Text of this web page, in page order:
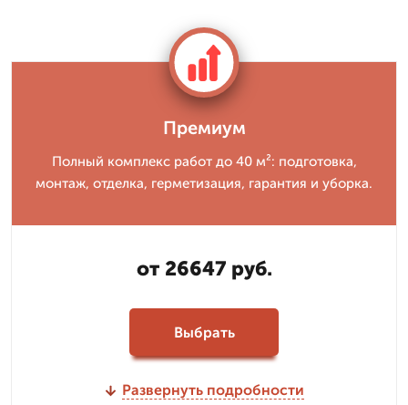
Премиум
Полный комплекс работ до 40 м²: подготовка,
монтаж, отделка, герметизация, гарантия и уборка.
от 26647 руб.
Выбрать
Развернуть подробности